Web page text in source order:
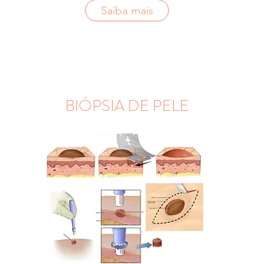
Saiba mais
BIÓPSIA DE PELE